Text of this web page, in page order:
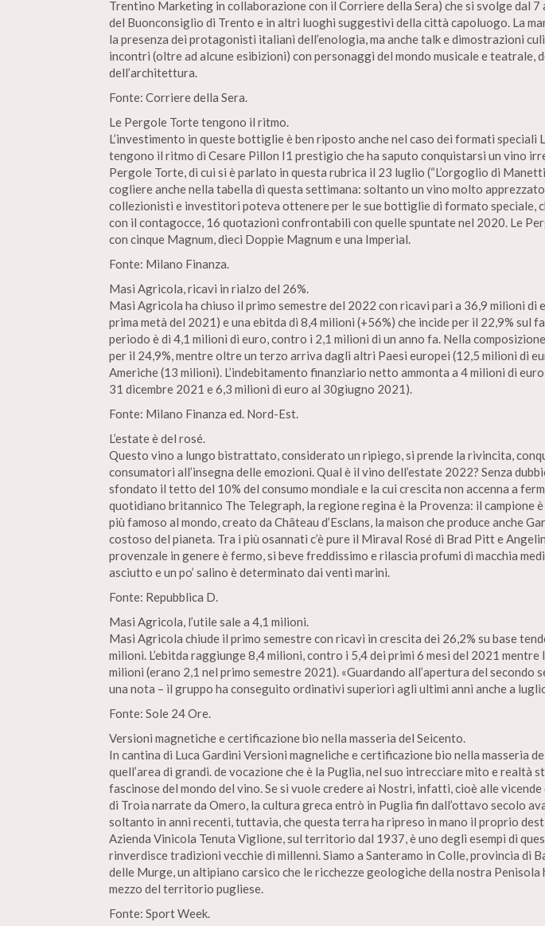
Trentino Marketing in collaborazione con il Corriere della Sera) che si svolge dal
del Buonconsiglio di Trento e in altri luoghi suggestivi della città capoluogo. La
la presenza dei protagonisti italiani dell’enologia, ma anche talk e dimostrazioni
incontri (oltre ad alcune esibizioni) con personaggi del mondo musicale e teatrale,
dell’architettura.
Fonte: Corriere della Sera.
Le Pergole Torte tengono il ritmo.
L’investimento in queste bottiglie è ben riposto anche nel caso dei formati speciali
tengono il ritmo di Cesare Pillon I1 prestigio che ha saputo conquistarsi un vino
Pergole Torte, di cui si è parlato in questa rubrica il 23 luglio (“L’orgoglio di
cogliere anche nella tabella di questa settimana: soltanto un vino molto
collezionisti e investitori poteva ottenere per le sue bottiglie di formato speciale,
con il contagocce, 16 quotazioni confrontabili con quelle spuntate nel 2020. Le
con cinque Magnum, dieci Doppie Magnum e una Imperial.
Fonte: Milano Finanza.
Masi Agricola, ricavi in rialzo del 26%.
Masi Agricola ha chiuso il primo semestre del 2022 con ricavi pari a 36,9 milioni di
prima metà del 2021) e una ebitda di 8,4 milioni (+56%) che incide per il 22,9% sul
periodo è di 4,1 milioni di euro, contro i 2,1 milioni di un anno fa. Nella
per il 24,9%, mentre oltre un terzo arriva dagli altri Paesi europei (12,5 milioni di
Americhe (13 milioni). L’indebitamento finanziario netto ammonta a 4 milioni di
31 dicembre 2021 e 6,3 milioni di euro al 30giugno 2021).
Fonte: Milano Finanza ed. Nord-Est.
L’estate è del rosé.
Questo vino a lungo bistrattato, considerato un ripiego, si prende la rivincita,
consumatori all’insegna delle emozioni. Qual è il vino dell’estate 2022? Senza
sfondato il tetto del 10% del consumo mondiale e la cui crescita non accenna a
quotidiano britannico The Telegraph, la regione regina è la Provenza: il campione
più famoso al mondo, creato da Château d’Esclans, la maison che produce anche
costoso del pianeta. Tra i più osannati c’è pure il Miraval Rosé di Brad Pitt e
provenzale in genere è fermo, si beve freddissimo e rilascia profumi di macchia
asciutto e un po’ salino è determinato dai venti marini.
Fonte: Repubblica D.
Masi Agricola, l’utile sale a 4,1 milioni.
Masi Agricola chiude il primo semestre con ricavi in crescita dei 26,2% su base
milioni. L’ebitda raggiunge 8,4 milioni, contro i 5,4 dei primi 6 mesi del 2021 mentre
milioni (erano 2,1 nel primo semestre 2021). «Guardando all’apertura del secondo
una nota – il gruppo ha conseguito ordinativi superiori agli ultimi anni anche a
Fonte: Sole 24 Ore.
Versioni magnetiche e certificazione bio nella masseria del Seicento.
In cantina di Luca Gardini Versioni magneliche e certificazione bio nella masseria
quell’area di grandi. de vocazione che è la Puglia, nel suo intrecciare mito e realtà
fascinose del mondo del vino. Se si vuole credere ai Nostri, infatti, cioè alle
di Troia narrate da Omero, la cultura greca entrò in Puglia fin dall’ottavo secolo
soltanto in anni recenti, tuttavia, che questa terra ha ripreso in mano il proprio
Azienda Vinicola Tenuta Viglione, sul territorio dal 1937, è uno degli esempi di
rinverdisce tradizioni vecchie di millenni. Siamo a Santeramo in Colle, provincia di
delle Murge, un altipiano carsico che le ricchezze geologiche della nostra Penisola
mezzo del territorio pugliese.
Fonte: Sport Week.